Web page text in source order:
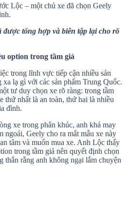
Lộc – một chủ xe đã chọn Geely
được tổng hợp và biên tập lại cho rõ
option trong tầm giá
trong lĩnh vực tiếp cận nhiều sản
xa lạ gì với các sản phẩm Trung Quốc.
tư duy chọn xe rõ ràng: trong tầm
thứ nhất là an toàn, thứ hai là nhiều
đình.
xe trong phân khúc, anh khá may
ngoái, Geely cho ra mắt mẫu xe này
tâm và muốn mua xe. Anh Lộc thấy
trong tầm giá nên quyết định chọn
thắn rằng anh không ngại lắm chuyện